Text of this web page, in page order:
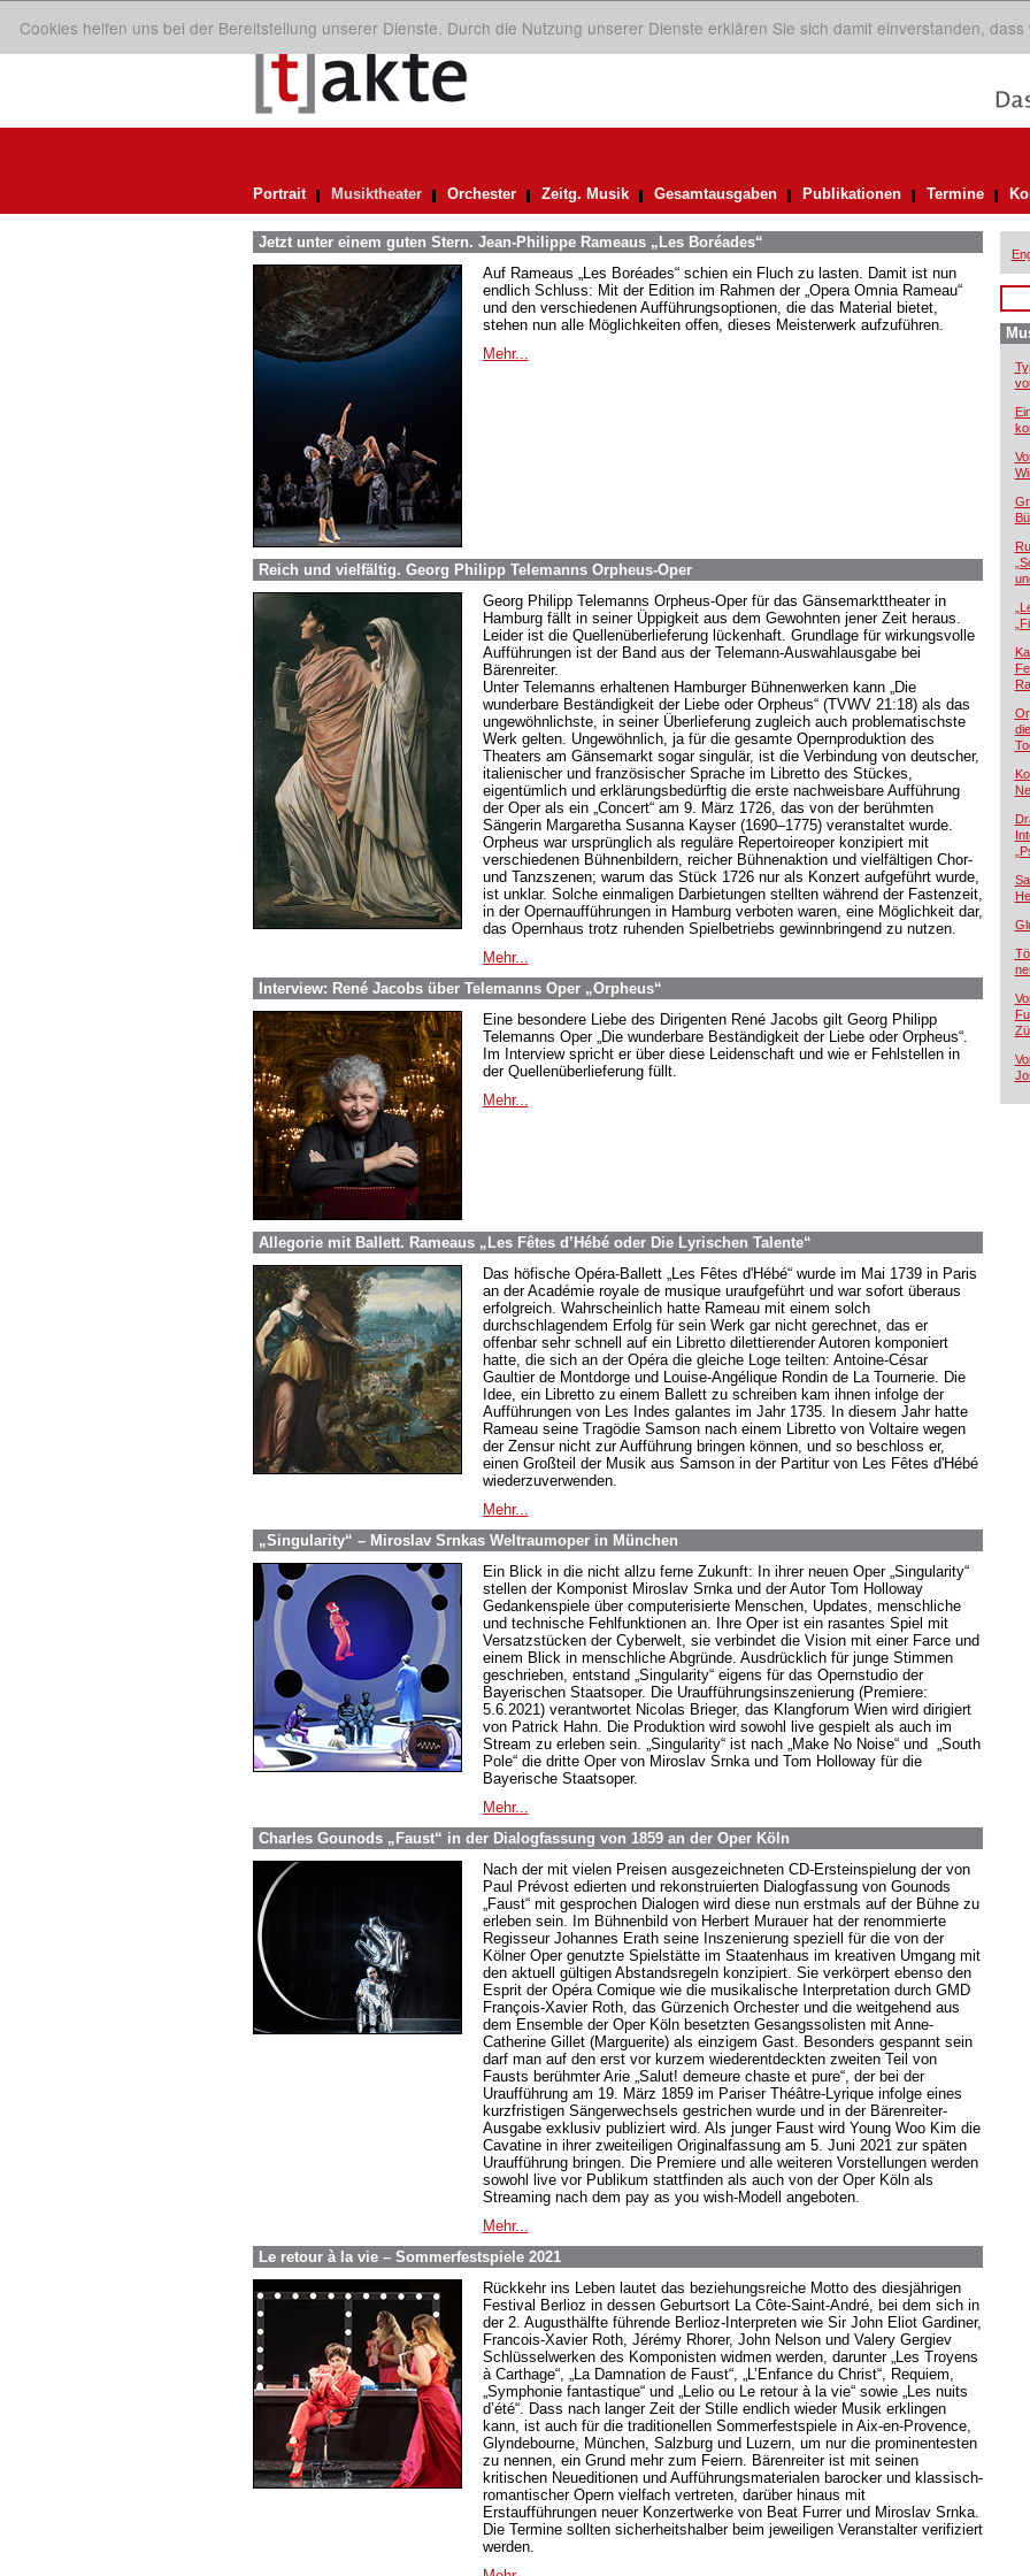
Cookies helfen uns bei der Bereitstellung unserer Dienste. Durch die Nutzung unserer Dienste erklären Sie sich damit einverstanden, dass
Portrait Musiktheater Orchester Zeitg. Musik Gesamtausgaben Publikationen Termine
Jetzt unter einem guten Stern. Jean-Philippe Rameaus „Les Boréades“
Auf Rameaus „Les Boréades“ schien ein Fluch zu lasten. Damit ist nun
endlich Schluss: Mit der Edition im Rahmen der „Opera Omnia Rameau“
und den verschiedenen Aufführungsoptionen, die das Material bietet,
stehen nun alle Möglichkeiten offen, dieses Meisterwerk aufzuführen.
Mehr...
Reich und vielfältig. Georg Philipp Telemanns Orpheus-Oper
Georg Philipp Telemanns Orpheus-Oper für das Gänsemarkttheater in
Hamburg fällt in seiner Üppigkeit aus dem Gewohnten jener Zeit heraus.
Leider ist die Quellenüberlieferung lückenhaft. Grundlage für wirkungsvolle
Aufführungen ist der Band aus der Telemann-Auswahlausgabe bei
Bärenreiter.
Unter Telemanns erhaltenen Hamburger Bühnenwerken kann „Die
wunderbare Beständigkeit der Liebe oder Orpheus“ (TVWV 21:18) als das
ungewöhnlichste, in seiner Überlieferung zugleich auch problematischste
Werk gelten. Ungewöhnlich, ja für die gesamte Opernproduktion des
Theaters am Gänsemarkt sogar singulär, ist die Verbindung von deutscher,
italienischer und französischer Sprache im Libretto des Stückes,
eigentümlich und erklärungsbedürftig die erste nachweisbare Aufführung
der Oper als ein „Concert“ am 9. März 1726, das von der berühmten
Sängerin Margaretha Susanna Kayser (1690–1775) veranstaltet wurde.
Orpheus war ursprünglich als reguläre Repertoireoper konzipiert mit
verschiedenen Bühnenbildern, reicher Bühnenaktion und vielfältigen Chor-
und Tanzszenen; warum das Stück 1726 nur als Konzert aufgeführt wurde,
ist unklar. Solche einmaligen Darbietungen stellten während der Fastenzeit,
in der Opernaufführungen in Hamburg verboten waren, eine Möglichkeit dar,
das Opernhaus trotz ruhenden Spielbetriebs gewinnbringend zu nutzen.
Mehr...
Interview: René Jacobs über Telemanns Oper „Orpheus“
Eine besondere Liebe des Dirigenten René Jacobs gilt Georg Philipp
Telemanns Oper „Die wunderbare Beständigkeit der Liebe oder Orpheus“.
Im Interview spricht er über diese Leidenschaft und wie er Fehlstellen in
der Quellenüberlieferung füllt.
Mehr...
Allegorie mit Ballett. Rameaus „Les Fêtes d’Hébé oder Die Lyrischen Talente“
Das höfische Opéra-Ballett „Les Fêtes d'Hébé“ wurde im Mai 1739 in Paris
an der Académie royale de musique uraufgeführt und war sofort überaus
erfolgreich. Wahrscheinlich hatte Rameau mit einem solch
durchschlagendem Erfolg für sein Werk gar nicht gerechnet, das er
offenbar sehr schnell auf ein Libretto dilettierender Autoren komponiert
hatte, die sich an der Opéra die gleiche Loge teilten: Antoine-César
Gaultier de Montdorge und Louise-Angélique Rondin de La Tournerie. Die
Idee, ein Libretto zu einem Ballett zu schreiben kam ihnen infolge der
Aufführungen von Les Indes galantes im Jahr 1735. In diesem Jahr hatte
Rameau seine Tragödie Samson nach einem Libretto von Voltaire wegen
der Zensur nicht zur Aufführung bringen können, und so beschloss er,
einen Großteil der Musik aus Samson in der Partitur von Les Fêtes d'Hébé
wiederzuverwenden.
Mehr...
„Singularity“ – Miroslav Srnkas Weltraumoper in München
Ein Blick in die nicht allzu ferne Zukunft: In ihrer neuen Oper „Singularity“
stellen der Komponist Miroslav Srnka und der Autor Tom Holloway
Gedankenspiele über computerisierte Menschen, Updates, menschliche
und technische Fehlfunktionen an. Ihre Oper ist ein rasantes Spiel mit
Versatzstücken der Cyberwelt, sie verbindet die Vision mit einer Farce und
einem Blick in menschliche Abgründe. Ausdrücklich für junge Stimmen
geschrieben, entstand „Singularity“ eigens für das Opernstudio der
Bayerischen Staatsoper. Die Uraufführungsinszenierung (Premiere:
5.6.2021) verantwortet Nicolas Brieger, das Klangforum Wien wird dirigiert
von Patrick Hahn. Die Produktion wird sowohl live gespielt als auch im
Stream zu erleben sein. „Singularity“ ist nach „Make No Noise“ und „South
Pole“ die dritte Oper von Miroslav Srnka und Tom Holloway für die
Bayerische Staatsoper.
Mehr...
Charles Gounods „Faust“ in der Dialogfassung von 1859 an der Oper Köln
Nach der mit vielen Preisen ausgezeichneten CD-Ersteinspielung der von
Paul Prévost edierten und rekonstruierten Dialogfassung von Gounods
„Faust“ mit gesprochen Dialogen wird diese nun erstmals auf der Bühne zu
erleben sein. Im Bühnenbild von Herbert Murauer hat der renommierte
Regisseur Johannes Erath seine Inszenierung speziell für die von der
Kölner Oper genutzte Spielstätte im Staatenhaus im kreativen Umgang mit
den aktuell gültigen Abstandsregeln konzipiert. Sie verkörpert ebenso den
Esprit der Opéra Comique wie die musikalische Interpretation durch GMD
François-Xavier Roth, das Gürzenich Orchester und die weitgehend aus
dem Ensemble der Oper Köln besetzten Gesangssolisten mit Anne-
Catherine Gillet (Marguerite) als einzigem Gast. Besonders gespannt sein
darf man auf den erst vor kurzem wiederentdeckten zweiten Teil von
Fausts berühmter Arie „Salut! demeure chaste et pure“, der bei der
Uraufführung am 19. März 1859 im Pariser Théâtre-Lyrique infolge eines
kurzfristigen Sängerwechsels gestrichen wurde und in der Bärenreiter-
Ausgabe exklusiv publiziert wird. Als junger Faust wird Young Woo Kim die
Cavatine in ihrer zweiteiligen Originalfassung am 5. Juni 2021 zur späten
Uraufführung bringen. Die Premiere und alle weiteren Vorstellungen werden
sowohl live vor Publikum stattfinden als auch von der Oper Köln als
Streaming nach dem pay as you wish-Modell angeboten.
Mehr...
Le retour à la vie – Sommerfestspiele 2021
Rückkehr ins Leben lautet das beziehungsreiche Motto des diesjährigen
Festival Berlioz in dessen Geburtsort La Côte-Saint-André, bei dem sich in
der 2. Augusthälfte führende Berlioz-Interpreten wie Sir John Eliot Gardiner,
Francois-Xavier Roth, Jérémy Rhorer, John Nelson und Valery Gergiev
Schlüsselwerken des Komponisten widmen werden, darunter „Les Troyens
à Carthage“, „La Damnation de Faust“, „L’Enfance du Christ“, Requiem,
„Symphonie fantastique“ und „Lelio ou Le retour à la vie“ sowie „Les nuits
d’été“. Dass nach langer Zeit der Stille endlich wieder Musik erklingen
kann, ist auch für die traditionellen Sommerfestspiele in Aix-en-Provence,
Glyndebourne, München, Salzburg und Luzern, um nur die prominentesten
zu nennen, ein Grund mehr zum Feiern. Bärenreiter ist mit seinen
kritischen Neueditionen und Aufführungsmaterialen barocker und klassisch-
romantischer Opern vielfach vertreten, darüber hinaus mit
Erstaufführungen neuer Konzertwerke von Beat Furrer und Miroslav Srnka.
Die Termine sollten sicherheitshalber beim jeweiligen Veranstalter verifiziert
werden.